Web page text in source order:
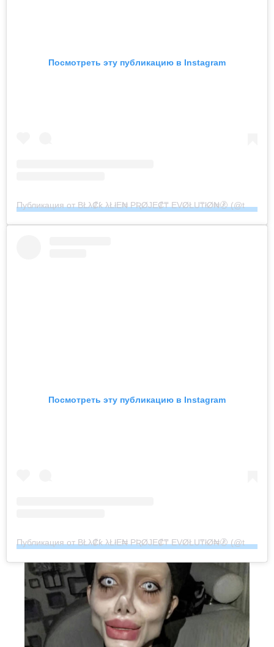
Посмотреть эту публикацию в Instagram
Публикация от BŁλ₡ƙ λŁłE₦ PƦØJE₡₸ EVØŁU₸łØ₦🚷 (@the_black_alien_project)
Посмотреть эту публикацию в Instagram
Публикация от BŁλ₡ƙ λŁłE₦ PƦØJE₡₸ EVØŁU₸łØ₦🚷 (@the_black_alien_project)